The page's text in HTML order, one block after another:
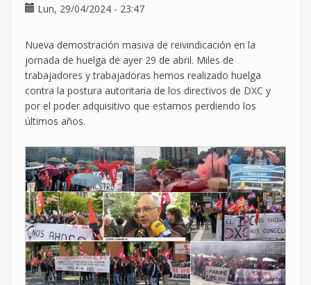
sin
Lun, 29/04/2024 - 23:47
Nueva demostración masiva de reivindicación en la
jornada de huelga de ayer 29 de abril. Miles de
trabajadores y trabajadoras hemos realizado huelga
contra la postura autoritaria de los directivos de DXC y
por el poder adquisitivo que estamos perdiendo los
últimos años.